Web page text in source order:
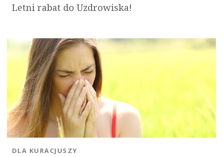
Letni rabat do Uzdrowiska!
DLA KURACJUSZY